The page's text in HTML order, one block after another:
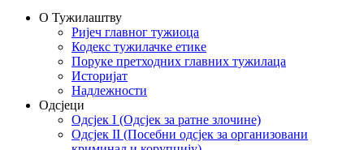
О Тужилаштву
Ријеч главног тужиоца
Кодекс тужилачке етике
Поруке претходних главних тужилаца
Историјат
Надлежности
Одсјеци
Одсјек I (Одсјек за ратне злочине)
Одсјек II (Посебни одсјек за организовани